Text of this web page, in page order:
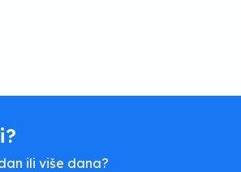
ili više dana?